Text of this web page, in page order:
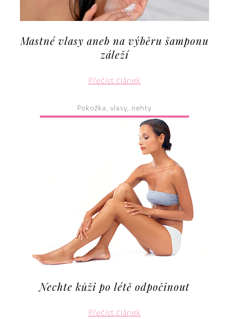
Mastné vlasy aneb na výběru šamponu
záleží
Přečíst článek
Pokožka, vlasy, nehty
Nechte kůži po létě odpočinout
Přečíst článek